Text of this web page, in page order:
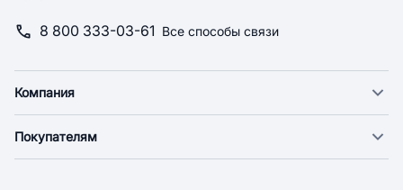
8 800 333-03-61 Все способы связи
Компания
Новости
Покупателям